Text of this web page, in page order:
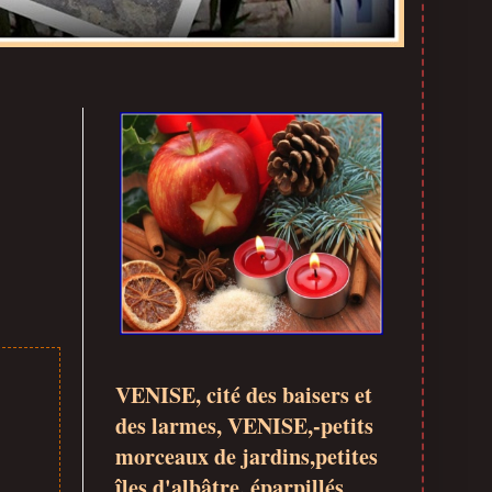
VENISE, cité des baisers et
des larmes, VENISE,-petits
morceaux de jardins,petites